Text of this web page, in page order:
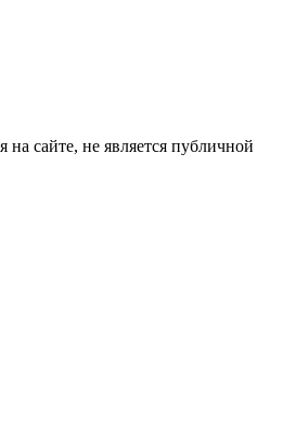
сайте, не является публичной